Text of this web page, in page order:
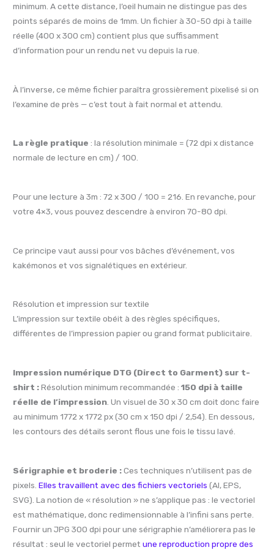
minimum. A cette distance, l’oeil humain ne distingue pas des
points séparés de moins de 1mm. Un fichier à 30-50 dpi à taille
réelle (400 x 300 cm) contient plus que suffisamment
d’information pour un rendu net vu depuis la rue.
À l’inverse, ce même fichier paraîtra grossièrement pixelisé si on
l’examine de près — c’est tout à fait normal et attendu.
La règle pratique : la résolution minimale = (72 dpi x distance
normale de lecture en cm) / 100.
Pour une lecture à 3m : 72 x 300 / 100 = 216. En revanche, pour
votre 4×3, vous pouvez descendre à environ 70-80 dpi.
Ce principe vaut aussi pour vos bâches d’événement, vos
kakémonos et vos signalétiques en extérieur.
Résolution et impression sur textile
L’impression sur textile obéit à des règles spécifiques,
différentes de l’impression papier ou grand format publicitaire.
Impression numérique DTG (Direct to Garment) sur t-
shirt :Résolution minimum recommandée :150 dpi à taille
réelle de l’impression . Un visuel de 30 x 30 cm doit donc faire
au minimum 1772 x 1772 px (30 cm x 150 dpi / 2,54). En dessous,
les contours des détails seront flous une fois le tissu lavé.
Sérigraphie et broderie :Ces techniques n’utilisent pas de
pixels.Elles travaillent avec des fichiers vectoriels (AI, EPS,
SVG). La notion de « résolution » ne s’applique pas : le vectoriel
est mathématique, donc redimensionnable à l’infini sans perte.
Fournir un JPG 300 dpi pour une sérigraphie n’améliorera pas le
résultat : seul le vectoriel permetune reproduction propre des